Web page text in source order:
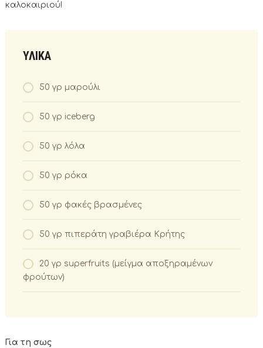
καλοκαιριού!
ΥΛΙΚΑ
50 γρ μαρούλι
50 γρ iceberg
50 γρ λόλα
50 γρ ρόκα
50 γρ φακές βρασμένες
50 γρ πιπεράτη γραβιέρα Κρήτης
20 γρ superfruits (μείγμα αποξηραμένων
φρούτων)
Για τη σως